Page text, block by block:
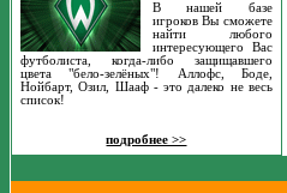
В нашей базе
игроков Вы сможете
найти любого
интересующего Вас
футболиста, когда-либо защищавшего
цвета "бело-зелёных"! Аллофс, Боде,
Нойбарт, Озил, Шааф - это далеко не весь
список!
подробнее >>